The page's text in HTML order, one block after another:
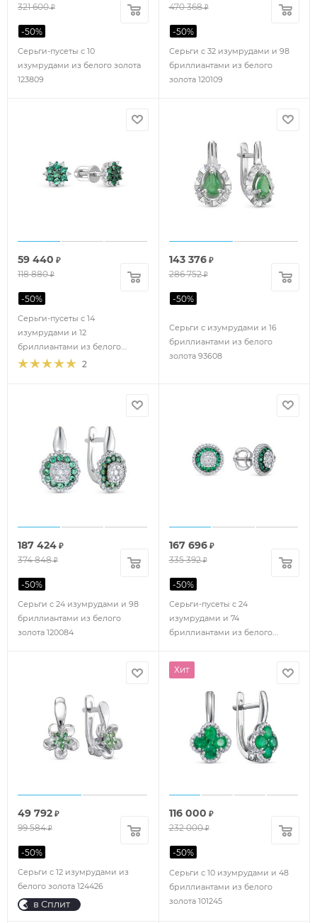
Серьги-пусеты с 10
изумрудами из белого золота
123809
321 600₽
-50%
Серьги с 32 изумрудами и 98
бриллиантами из белого
золота 120109
470 368₽
-50%
2
Серьги-пусеты с 14
изумрудами и 12
бриллиантами из белого
золота 109894
59 440 ₽
118 880₽
-50%
Серьги с изумрудами и 16
бриллиантами из белого
золота 93608
143 376₽
286 752₽
-50%
Серьги с 24 изумрудами и 98
бриллиантами из белого
золота 120084
187 424 ₽
374 848₽
-50%
Серьги-пусеты с 24
изумрудами и 74
бриллиантами из белого
167 696₽
335 392₽
-50%
Серьги с 12 изумрудами из
белого золота 124426
49 792 ₽
99 584₽
-50%
в Сплит
Хит
Серьги с 10 изумрудами и 48
бриллиантами из белого
золота 101245
116 000 ₽
232 000₽
-50%